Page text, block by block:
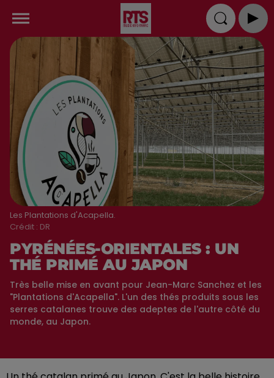
Les Plantations d'Acapella.
Crédit : DR
PYRÉNÉES-ORIENTALES : UN
THÉ PRIMÉ AU JAPON
Très belle mise en avant pour Jean-Marc Sanchez et les
"Plantations d'Acapella". L'un des thés produits sous les
serres catalanes trouve des adeptes de l'autre côté du
monde, au Japon.